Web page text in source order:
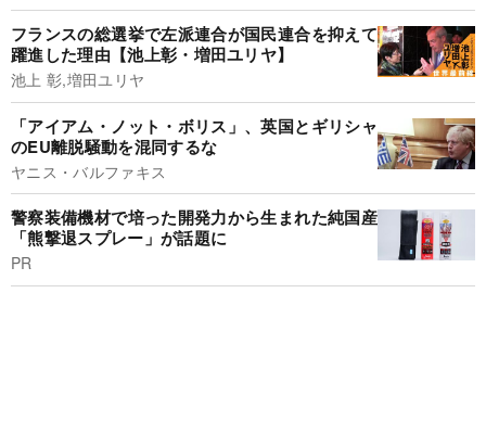
フランスの総選挙で左派連合が国民連合を抑えて
躍進した理由【池上彰・増田ユリヤ】
池上 彰,増田ユリヤ
「アイアム・ノット・ボリス」、英国とギリシャ
のEU離脱騒動を混同するな
ヤニス・バルファキス
警察装備機材で培った開発力から生まれた純国産
「熊撃退スプレー」が話題に
PR